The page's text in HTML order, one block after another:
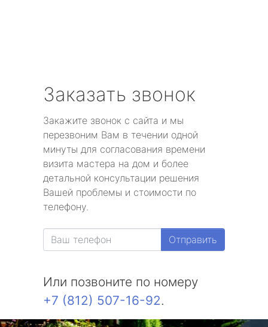
Заказать звонок
Закажите звонок с сайта и мы
перезвоним Вам в течении одной
минуты для согласования времени
визита мастера на дом и более
детальной консультации решения
Вашей проблемы и стоимости по
телефону.
Отправить
Или позвоните по номеру
+7 (812) 507-16-92.